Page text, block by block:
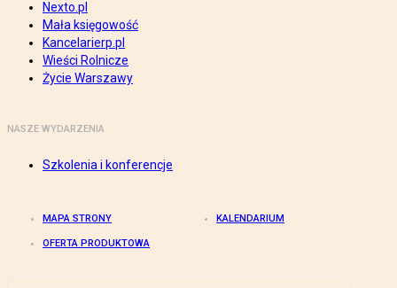
Nexto.pl
Mała księgowość
Kancelarierp.pl
Wieści Rolnicze
Życie Warszawy
NASZE WYDARZENIA
Szkolenia i konferencje
MAPA STRONY KALENDARIUM
OFERTA PRODUKTOWA